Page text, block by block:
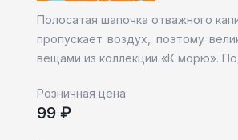
Полосатая шапочка отважного
пропускает воздух, поэтому
вещами из коллекции «К морю».
Розничная цена:
99 ₽